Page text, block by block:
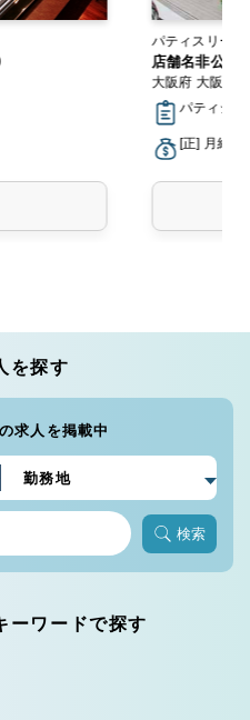
パティスリー・
店舗名非公開
大阪府 大阪市
パティシエ
[正] 月給
を探す
求人を掲載中
検索
ーワードで探す